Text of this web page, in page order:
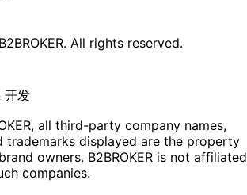
B2BROKER. All rights reserved.
开发
all third-party company names,
trademarks displayed are the property
owners. B2BROKER is not affiliated
companies.